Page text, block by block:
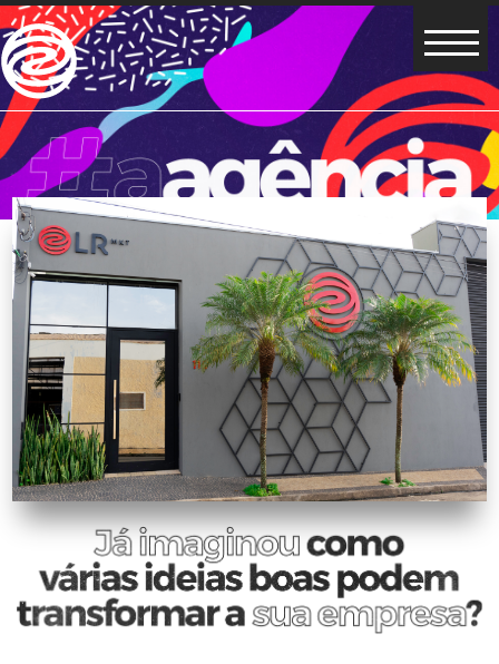
Home
Portfólio
Agência
Social
Contato
LR IMOB